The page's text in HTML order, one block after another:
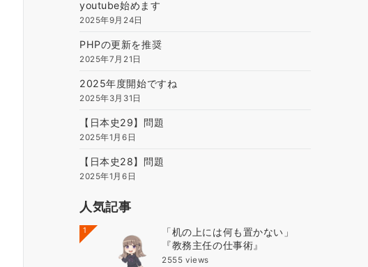
youtube始めます
2025年9月24日
PHPの更新を推奨
2025年7月21日
2025年度開始ですね
2025年3月31日
【日本史29】問題
2025年1月6日
【日本史28】問題
2025年1月6日
人気記事
1
「机の上には何も置かない」
『教務主任の仕事術』
2555 views